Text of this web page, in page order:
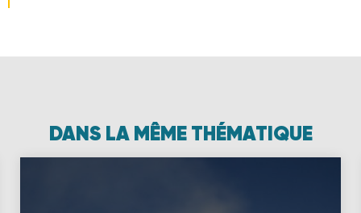
DANS LA MÊME THÉMATIQUE